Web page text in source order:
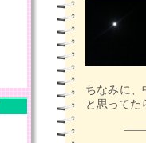
ちなみに、
と思ってた